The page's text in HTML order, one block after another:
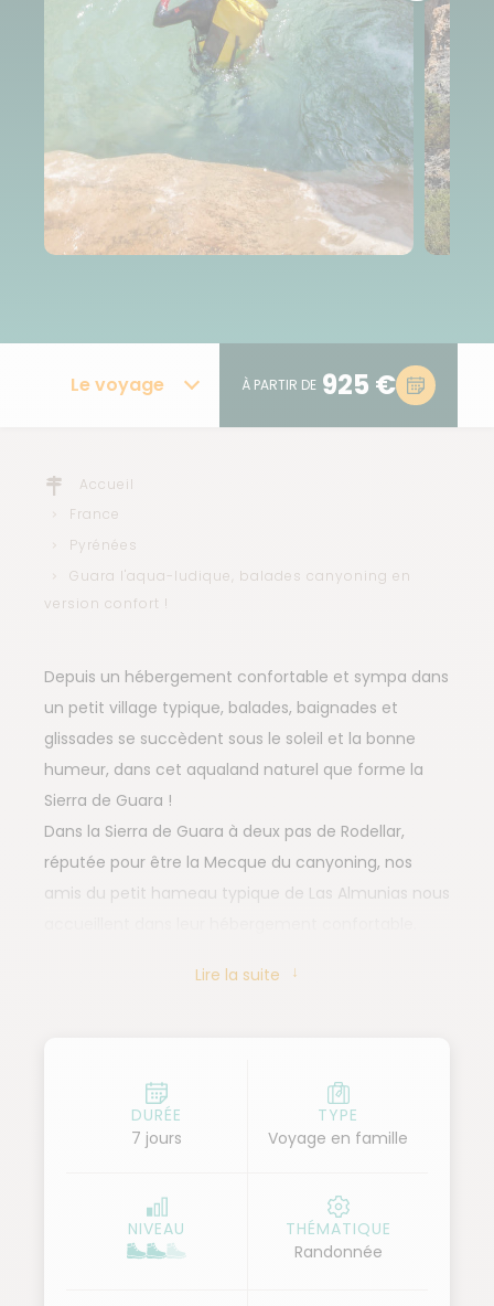
Le voyage À PARTIR DE 925 €
Accueil
France
Pyrénées
Guara l'aqua-ludique, balades canyoning en
version confort !
Depuis un hébergement confortable et sympa dans
un petit village typique, balades, baignades et
glissades se succèdent sous le soleil et la bonne
humeur, dans cet aqualand naturel que forme la
Sierra de Guara !
Dans la Sierra de Guara à deux pas de Rodellar,
réputée pour être la Mecque du canyoning, nos
amis du petit hameau typique de Las Almunias nous
agréable, vue sur la Sierra, calme à peine troublé par
absolue, après avoir passé une journée formidable
dans les canyons, à se baigner, glisser, sauter, jouer,
buller, rigoler ! Ici, tous les ingrédients sont réunis
Lire la suite
DURÉE
7 jours
TYPE
Voyage en famille
NIVEAU
THÉMATIQUE
Randonnée